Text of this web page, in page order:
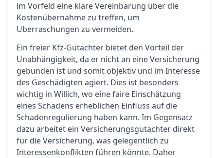
im Vorfeld eine klare Vereinbarung über die
Kostenübernahme zu treffen, um
Überraschungen zu vermeiden.
Ein freier Kfz-Gutachter bietet den Vorteil der
Unabhängigkeit, da er nicht an eine Versicherung
gebunden ist und somit objektiv und im Interesse
des Geschädigten agiert. Dies ist besonders
wichtig in Willich, wo eine faire Einschätzung
eines Schadens erheblichen Einfluss auf die
Schadenregulierung haben kann. Im Gegensatz
dazu arbeitet ein Versicherungsgutachter direkt
für die Versicherung, was gelegentlich zu
Interessenkonflikten führen könnte. Daher